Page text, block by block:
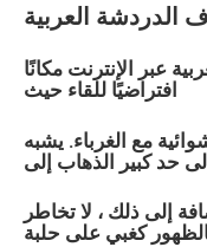
الدردشة العربية
عبر الإنترنت مكانًا
افتراضيًا للقاء حيث
مع الغرباء. يشبه
إلى حد كبير الذهاب إلى
إلى ذلك ، لا تخاطر
كغبي على حلبة